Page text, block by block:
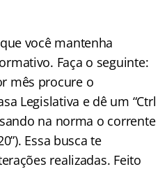
você mantenha
Faça o seguinte:
mês procure o
Legislativa e dê um “Ctrl
na norma o corrente
Essa busca te
realizadas. Feito